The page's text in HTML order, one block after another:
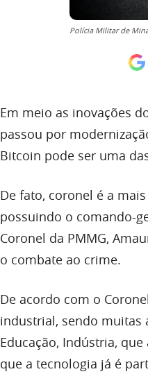
Polícia Militar de
Em meio as inovações
passou por
Bitcoin pode ser uma
De fato, coronel é a
possuindo o comando-
Coronel da PMMG,
o combate ao crime.
De acordo com o
industrial, sendo muitas
Educação, Indústria,
que a tecnologia já é